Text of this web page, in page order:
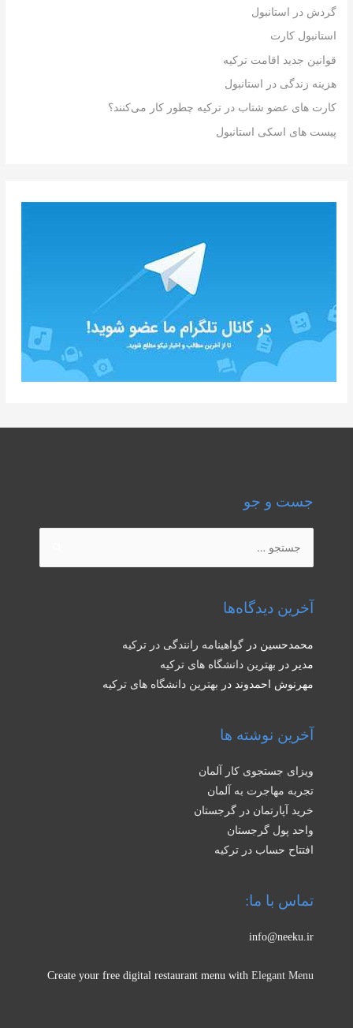
گردش در استانبول
استانبول کارت
قوانین جدید اقامت ترکیه
هزینه زندگی در استانبول
کارت های عضو شتاب در ترکیه چطور کار می‌کنند؟
پیست های اسکی استانبول
جست و جو
برای:
آخرین دیدگاه‌ها
محمدحسین در گواهینامه رانندگی در ترکیه
مدیر در بهترین دانشگاه های ترکیه
مهرنوش احمدوند در بهترین دانشگاه های ترکیه
آخرین نوشته ها
ویزای جستجوی کار آلمان
تجربه مهاجرت به آلمان
خرید آپارتمان در گرجستان
واحد پول گرجستان
افتتاح حساب در ترکیه
تماس با ما:
info@neeku.ir
Create your free digital restaurant menu with Elegant Menu